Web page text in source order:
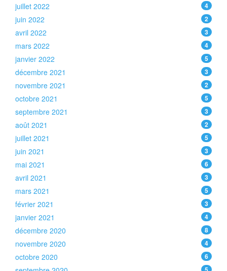
juillet 2022 4
juin 2022 2
avril 2022 3
mars 2022 4
janvier 2022 5
décembre 2021 3
novembre 2021 2
octobre 2021 5
septembre 2021 3
août 2021 2
juillet 2021 5
juin 2021 3
mai 2021 6
avril 2021 3
mars 2021 5
février 2021 3
janvier 2021 4
décembre 2020 8
novembre 2020 4
octobre 2020 6